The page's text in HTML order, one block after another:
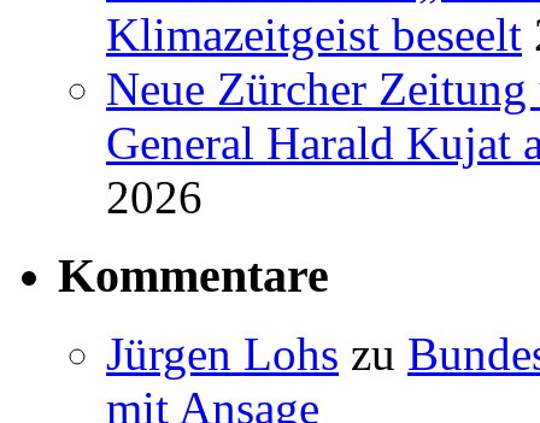
Klimazeitgeist beseelt
Neue Zürcher
General Harald Kujat
2026
Kommentare
Jürgen Lohs zu
mit Ansage